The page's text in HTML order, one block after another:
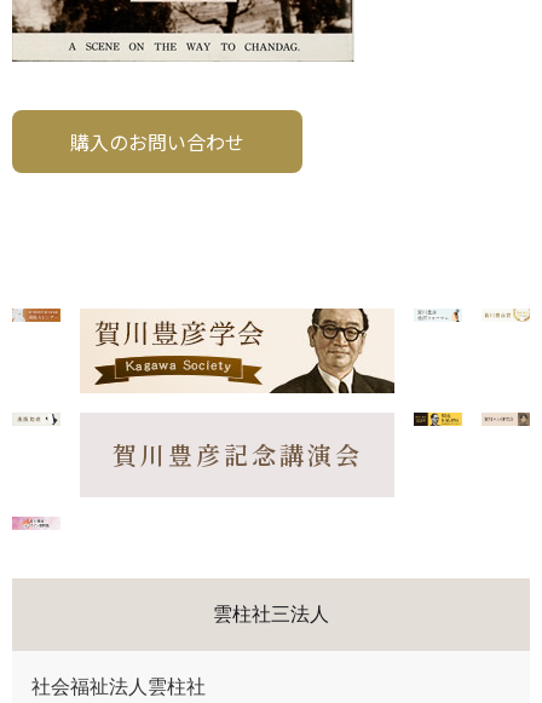
購入のお問い合わせ
賀川豊彦記念講演会
雲柱社三法人
社会福祉法人雲柱社